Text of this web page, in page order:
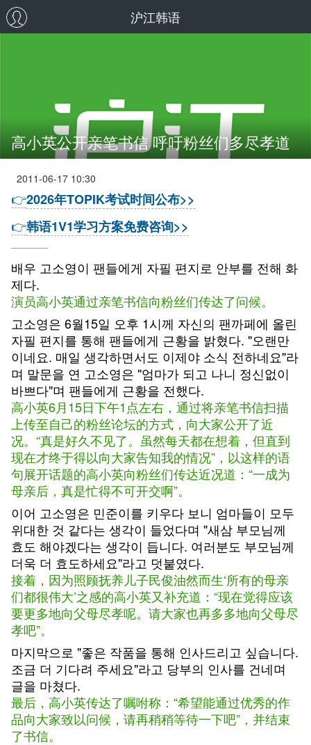
沪江韩语
高小英公开亲笔书信 呼吁粉丝们多尽孝道
2011-06-17 10:30
👉2026年TOPIK考试时间公布>>
👉韩语1V1学习方案免费咨询>>
배우 고소영이 팬들에게 자필 편지로 안부를 전해 화
제다.
演员高小英通过亲笔书信向粉丝们传达了问候。
고소영은 6월15일 오후 1시께 자신의 팬까페에 올린
자필 편지를 통해 팬들에게 근황을 밝혔다. "오랜만
이네요. 매일 생각하면서도 이제야 소식 전하네요"라
며 말문을 연 고소영은 "엄마가 되고 나니 정신없이
바쁘다"며 팬들에게 근황을 전했다.
高小英6月15日下午1点左右，通过将亲笔书信扫描
上传至自己的粉丝论坛的方式，向大家公开了近
况。“真是好久不见了。虽然每天都在想着，但直到
现在才终于得以向大家告知我的情况”，以这样的语
句展开话题的高小英向粉丝们传达近况道：“一成为
母亲后，真是忙得不可开交啊”。
이어 고소영은 민준이를 키우다 보니 엄마들이 모두
위대한 것 같다는 생각이 들었다며 "새삼 부모님께
효도 해야겠다는 생각이 듭니다. 여러분도 부모님께
더욱 더 효도하세요"라고 덧붙였다.
接着，因为照顾抚养儿子民俊油然而生‘所有的母亲
们都很伟大’之感的高小英又补充道：“现在觉得应该
要更多地向父母尽孝呢。请大家也再多多地向父母尽
孝吧”。
마지막으로 "좋은 작품을 통해 인사드리고 싶습니다.
조금 더 기다려 주세요"라고 당부의 인사를 건네며
글을 마쳤다.
最后，高小英传达了嘱咐称：“希望能通过优秀的作
品向大家致以问候，请再稍稍等待一下吧”，并结束
了书信。